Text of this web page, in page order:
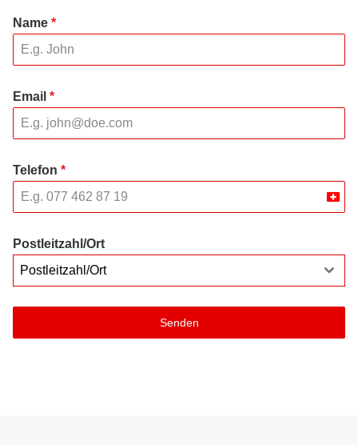
Name *
Email *
Telefon *
Postleitzahl/Ort
Postleitzahl/Ort
Senden